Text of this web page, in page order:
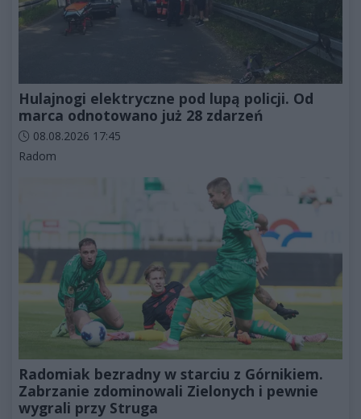
Hulajnogi elektryczne pod lupą policji. Od
marca odnotowano już 28 zdarzeń
Data dodania artykułu:
08.08.2026 17:45
Kategorie artykułu:
Radom
Radomiak bezradny w starciu z Górnikiem.
Zabrzanie zdominowali Zielonych i pewnie
wygrali przy Struga